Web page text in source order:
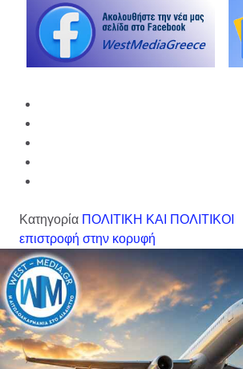
Κατηγορία ΠΟΛΙΤΙΚΗ ΚΑΙ ΠΟΛΙΤΙΚΟΙ
επιστροφή στην κορυφή